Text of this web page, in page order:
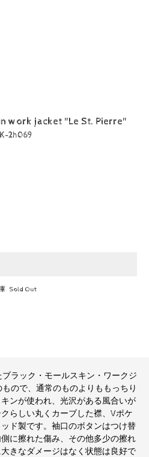
work jacket "Le St. Pierre"
2h069
Sold Out
ラック・モールスキン・ワークジ
ので、通常のものよりももっちり
ンが使われ、光沢がある風合いが
らしい丸くカーブした襟、Vポケ
ド製です。袖口のボタンはつけ替
に擦れた傷み、その他多少の擦れ
きなダメージはなく状態は良好で